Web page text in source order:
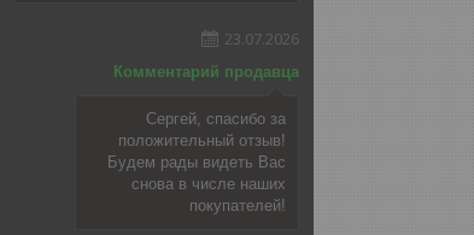
23.07.2026
Комментарий продавца
Сергей, спасибо за
положительный отзыв!
Будем рады видеть Вас
снова в числе наших
покупателей!